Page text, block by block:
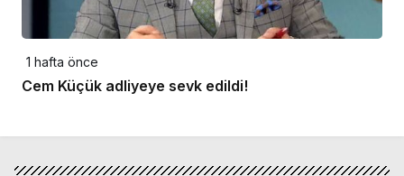
1 hafta önce
Cem Küçük adliyeye sevk edildi!